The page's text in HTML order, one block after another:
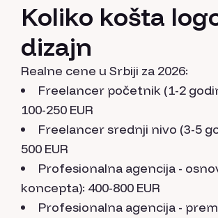
Koliko košta
dizajn
Realne cene u Srbiji za 2026:
Freelancer početnik (1-2
100-250 EUR
Freelancer srednji nivo (3-5
500 EUR
Profesionalna agencija -
koncepta): 400-800 EUR
Profesionalna agencija -